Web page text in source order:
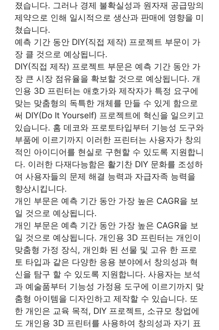
졌습니다. 그러나 경제 불확실성과 원자재 공급망의
제약으로 인해 일시적으로 생산과 판매에 영향을 미
쳤습니다.
예측 기간 동안 DIY(직접 제작) 프로젝트 부문이 가
장 클 것으로 예상됩니다.
DIY(직접 제작) 프로젝트 부문은 예측 기간 동안 가
장 큰 시장 점유율을 확보할 것으로 예상됩니다. 개
인용 3D 프린터는 애호가와 제작자가 특정 요구에
맞는 맞춤형의 독특한 개체를 만들 수 있게 함으로
써 DIY(Do It Yourself) 프로젝트에 혁신을 일으키고
있습니다. 홈 데코와 프로토타입부터 기능성 도구와
부품에 이르기까지 이러한 프린터는 사용자가 창의
적인 아이디어를 현실로 구현할 수 있도록 지원합니
다. 이러한 다재다능함은 활기찬 DIY 문화를 조성하
여 사용자들의 문제 해결 능력과 자급자족 능력을
향상시킵니다.
개인 부문은 예측 기간 동안 가장 높은 CAGR을 보
일 것으로 예상됩니다.
개인 부문은 예측 기간 동안 가장 높은 CAGR을 보
일 것으로 예상됩니다. 개인용 3D 프린터는 개인이
맞춤형 가정 장식, 개인화 된 선물 및 고유 한 프로
토 타입과 같은 다양한 응용 분야에서 창의성과 혁
신을 탐구 할 수 있도록 지원합니다. 사용자는 보석
과 예술품부터 기능성 가정용 도구에 이르기까지 맞
춤형 아이템을 디자인하고 제작할 수 있습니다. 또
한 개인은 교육 목적, DIY 프로젝트, 소규모 창업에
도 개인용 3D 프린터를 사용하여 창의성과 자기 표